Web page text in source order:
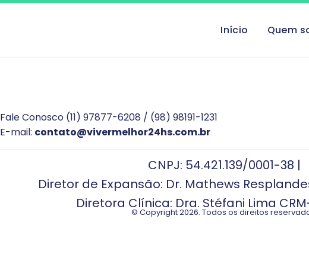
Início Quem
Fale Conosco (11) 97877-6208 / (98) 98191-1231
E-mail: contato@vivermelhor24hs.com.br
CNPJ: 54.421.139/0001-38 |
Diretor de Expansão: Dr. Mathews
Diretora Clínica: Dra. Stéfani Lima
© Copyright 2026. Todos os direitos